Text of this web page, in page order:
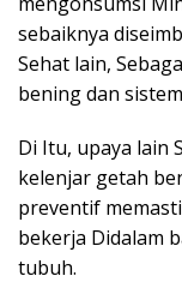
sebaiknya
Sehat lain,
bening dan
Di Itu, upaya lain
kelenjar getah
preventif
bekerja Didalam
tubuh.